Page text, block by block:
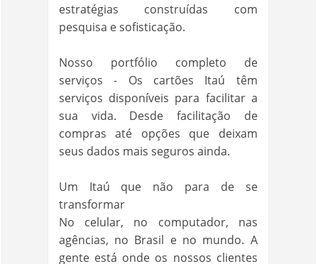
estratégias construídas com
pesquisa e sofisticação.
Nosso portfólio completo de
serviços - Os cartões Itaú têm
serviços disponíveis para facilitar a
sua vida. Desde facilitação de
compras até opções que deixam
seus dados mais seguros ainda.
Um Itaú que não para de se
transformar
No celular, no computador, nas
agências, no Brasil e no mundo. A
gente está onde os nossos clientes